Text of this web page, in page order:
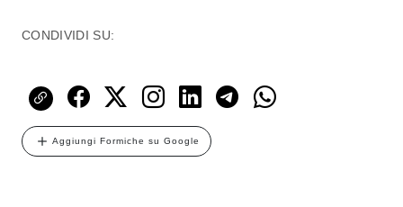
CONDIVIDI SU:
Aggiungi Formiche su Google